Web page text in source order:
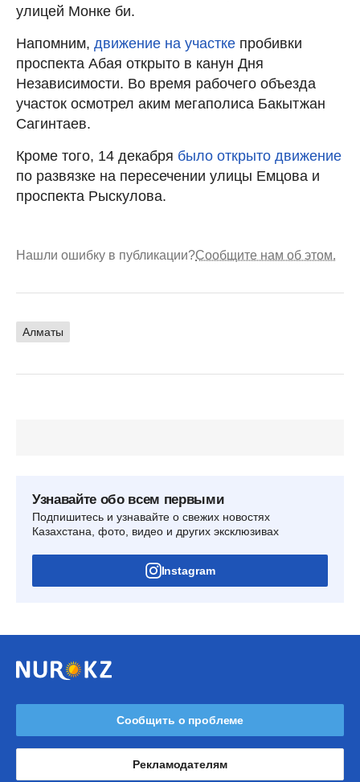
улицей Монке би.
Напомним, движение на участке пробивки
проспекта Абая открыто в канун Дня
Независимости. Во время рабочего объезда
участок осмотрел аким мегаполиса Бакытжан
Сагинтаев.
Кроме того, 14 декабря было открыто движение
по развязке на пересечении улицы Емцова и
проспекта Рыскулова.
Нашли ошибку в публикации?Сообщите нам об этом.
Алматы
Узнавайте обо всем первыми
Подпишитесь и узнавайте о свежих новостях
Казахстана, фото, видео и других эксклюзивах
Instagram
Сообщить о проблеме
Рекламодателям